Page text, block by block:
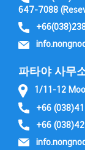
647-7088
파타야 사무
1/11-12
+66
+66